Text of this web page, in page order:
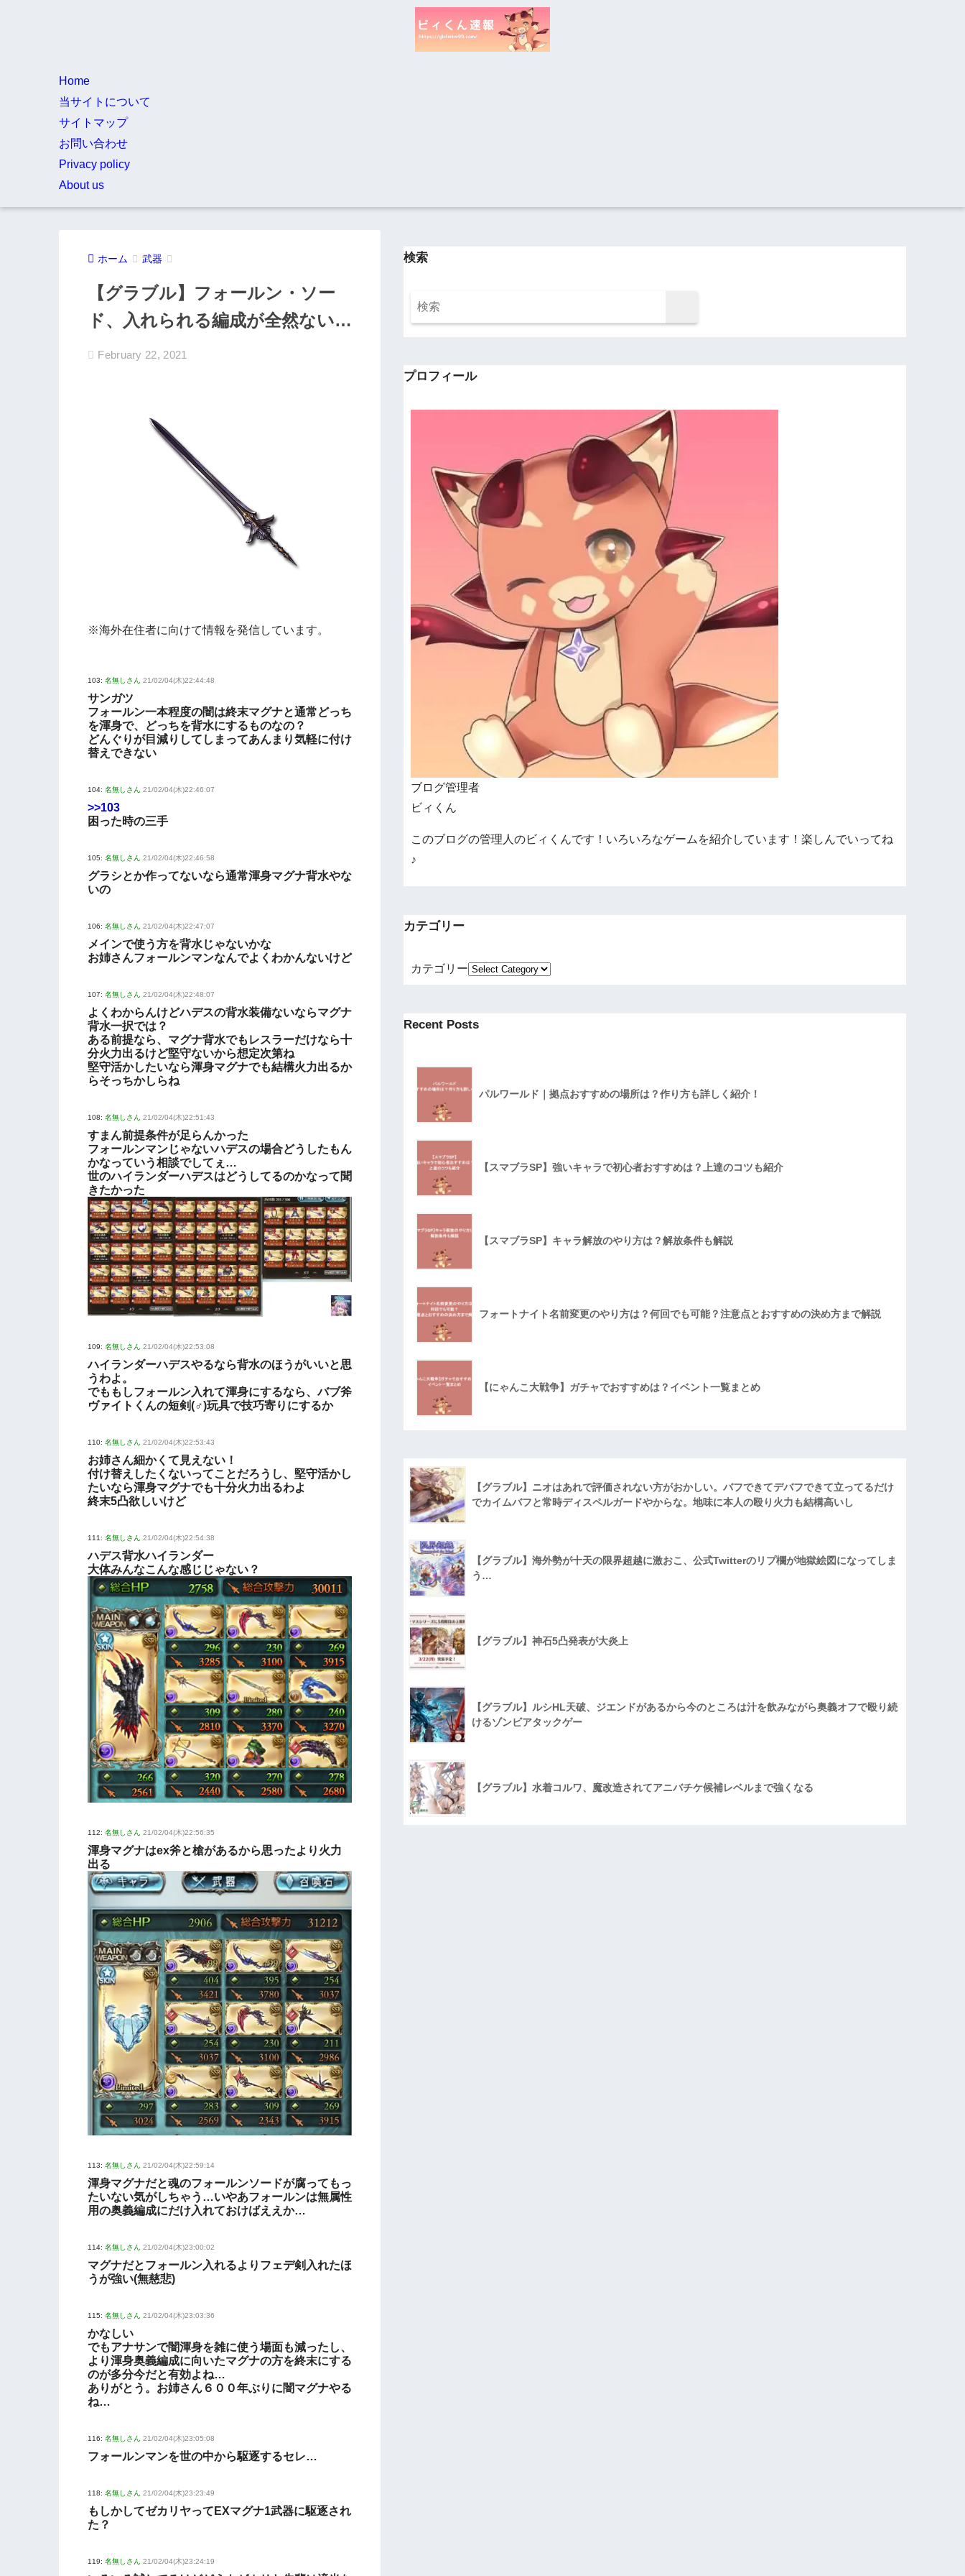
Home
当サイトについて
サイトマップ
お問い合わせ
Privacy policy
About us
ホーム 武器
【グラブル】フォールン・ソー
ド、入れられる編成が全然ない…
February 22, 2021
※海外在住者に向けて情報を発信しています。
103: 名無しさん 21/02/04(木)22:44:48
サンガツ
フォールン一本程度の闇は終末マグナと通常どっち
を渾身で、どっちを背水にするものなの？
どんぐりが目減りしてしまってあんまり気軽に付け
替えできない
104: 名無しさん 21/02/04(木)22:46:07
>>103
困った時の三手
105: 名無しさん 21/02/04(木)22:46:58
グラシとか作ってないなら通常渾身マグナ背水やな
いの
106: 名無しさん 21/02/04(木)22:47:07
メインで使う方を背水じゃないかな
お姉さんフォールンマンなんでよくわかんないけど
107: 名無しさん 21/02/04(木)22:48:07
よくわからんけどハデスの背水装備ないならマグナ
背水一択では？
ある前提なら、マグナ背水でもレスラーだけなら十
分火力出るけど堅守ないから想定次第ね
堅守活かしたいなら渾身マグナでも結構火力出るか
らそっちかしらね
108: 名無しさん 21/02/04(木)22:51:43
すまん前提条件が足らんかった
フォールンマンじゃないハデスの場合どうしたもん
かなっていう相談でしてぇ…
世のハイランダーハデスはどうしてるのかなって聞
きたかった
109: 名無しさん 21/02/04(木)22:53:08
ハイランダーハデスやるなら背水のほうがいいと思
うわよ。
でももしフォールン入れて渾身にするなら、バブ斧
ヴァイトくんの短剣(♂)玩具で技巧寄りにするか
110: 名無しさん 21/02/04(木)22:53:43
お姉さん細かくて見えない！
付け替えしたくないってことだろうし、堅守活かし
たいなら渾身マグナでも十分火力出るわよ
終末5凸欲しいけど
111: 名無しさん 21/02/04(木)22:54:38
ハデス背水ハイランダー
大体みんなこんな感じじゃない？
112: 名無しさん 21/02/04(木)22:56:35
渾身マグナはex斧と槍があるから思ったより火力
出る
113: 名無しさん 21/02/04(木)22:59:14
渾身マグナだと魂のフォールンソードが腐ってもっ
たいない気がしちゃう…いやあフォールンは無属性
用の奥義編成にだけ入れておけばええか…
114: 名無しさん 21/02/04(木)23:00:02
マグナだとフォールン入れるよりフェデ剣入れたほ
うが強い(無慈悲)
115: 名無しさん 21/02/04(木)23:03:36
かなしい
でもアナサンで闇渾身を雑に使う場面も減ったし、
より渾身奥義編成に向いたマグナの方を終末にする
のが多分今だと有効よね…
ありがとう。お姉さん６００年ぶりに闇マグナやる
ね…
116: 名無しさん 21/02/04(木)23:05:08
フォールンマンを世の中から駆逐するセレ…
118: 名無しさん 21/02/04(木)23:23:49
もしかしてゼカリヤってEXマグナ1武器に駆逐され
た？
119: 名無しさん 21/02/04(木)23:24:19
検索
プロフィール
ブログ管理者
ビィくん
このブログの管理人のビィくんです！いろいろなゲームを紹介しています！楽しんでいってね
♪
カテゴリー
カテゴリー
Recent Posts
パルワールド｜拠点おすすめの場所は？作り方も詳しく紹介！
【スマブラSP】強いキャラで初心者おすすめは？上達のコツも紹介
【スマブラSP】キャラ解放のやり方は？解放条件も解説
フォートナイト名前変更のやり方は？何回でも可能？注意点とおすすめの決め方まで解説
【にゃんこ大戦争】ガチャでおすすめは？イベント一覧まとめ
【グラブル】ニオはあれで評価されない方がおかしい。バフできてデバフできて立ってるだけ
でカイムバフと常時ディスペルガードやからな。地味に本人の殴り火力も結構高いし
【グラブル】海外勢が十天の限界超越に激おこ、公式Twitterのリプ欄が地獄絵図になってしま
う…
【グラブル】神石5凸発表が大炎上
【グラブル】ルシHL天破、ジエンドがあるから今のところは汁を飲みながら奥義オフで殴り続
けるゾンビアタックゲー
【グラブル】水着コルワ、魔改造されてアニバチケ候補レベルまで強くなる